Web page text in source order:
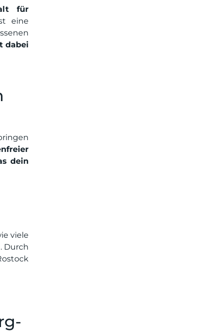
für
eine
dabei
dein
viele
Durch